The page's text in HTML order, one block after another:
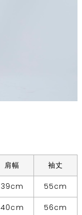
肩幅 袖丈
39cm 55cm
40cm 56cm